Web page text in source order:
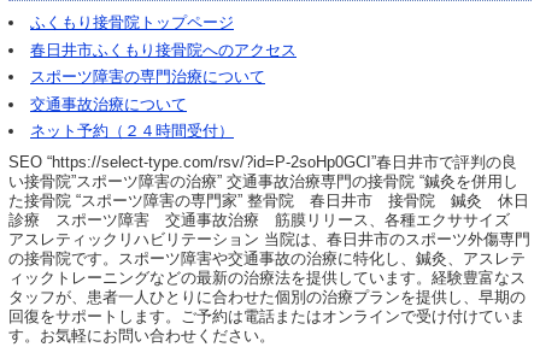
ふくもり接骨院トップページ
春日井市ふくもり接骨院へのアクセス
スポーツ障害の専門治療について
交通事故治療について
ネット予約（２４時間受付）
SEO “https://select-type.com/rsv/?id=P-2soHp0GCI”春日井市で評判の良
い接骨院”スポーツ障害の治療” 交通事故治療専門の接骨院 “鍼灸を併用し
た接骨院 “スポーツ障害の専門家” 整骨院 春日井市 接骨院 鍼灸 休日
診療 スポーツ障害 交通事故治療 筋膜リリース、各種エクササイズ
アスレティックリハビリテーション 当院は、春日井市のスポーツ外傷専門
の接骨院です。スポーツ障害や交通事故の治療に特化し、鍼灸、アスレテ
ィックトレーニングなどの最新の治療法を提供しています。経験豊富なス
タッフが、患者一人ひとりに合わせた個別の治療プランを提供し、早期の
回復をサポートします。ご予約は電話またはオンラインで受け付けていま
す。お気軽にお問い合わせください。